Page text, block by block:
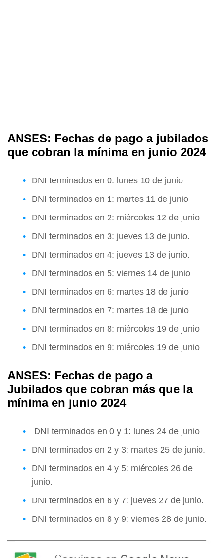
ANSES: Fechas de pago a jubilados
que cobran la mínima en junio 2024
DNI terminados en 0: lunes 10 de junio
DNI terminados en 1: martes 11 de junio
DNI terminados en 2: miércoles 12 de junio
DNI terminados en 3: jueves 13 de junio.
DNI terminados en 4: jueves 13 de junio.
DNI terminados en 5: viernes 14 de junio
DNI terminados en 6: martes 18 de junio
DNI terminados en 7: martes 18 de junio
DNI terminados en 8: miércoles 19 de junio
DNI terminados en 9: miércoles 19 de junio
ANSES: Fechas de pago a
Jubilados que cobran más que la
mínima en junio 2024
DNI terminados en 0 y 1: lunes 24 de junio
DNI terminados en 2 y 3: martes 25 de junio.
DNI terminados en 4 y 5: miércoles 26 de
junio.
DNI terminados en 6 y 7: jueves 27 de junio.
DNI terminados en 8 y 9: viernes 28 de junio.